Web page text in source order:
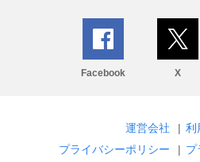
Facebook X
運営会社 | 利
プライバシーポリシー
| プ